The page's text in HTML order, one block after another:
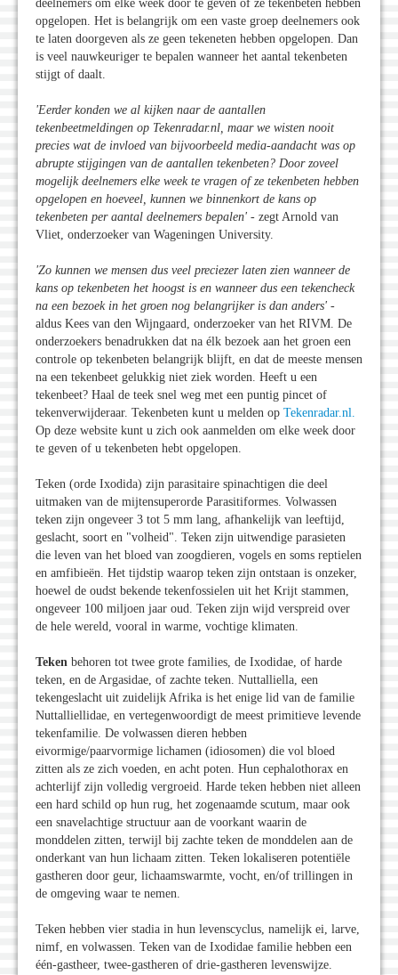
deelnemers om elke week door te geven of ze tekenbeten hebben
opgelopen. Het is belangrijk om een vaste groep deelnemers ook
te laten doorgeven als ze geen tekeneten hebben opgelopen. Dan
is veel nauwkeuriger te bepalen wanneer het aantal tekenbeten
stijgt of daalt.
'Eerder konden we al kijken naar de aantallen
tekenbeetmeldingen op Tekenradar.nl, maar we wisten nooit
precies wat de invloed van bijvoorbeeld media-aandacht was op
abrupte stijgingen van de aantallen tekenbeten? Door zoveel
mogelijk deelnemers elke week te vragen of ze tekenbeten hebben
opgelopen en hoeveel, kunnen we binnenkort de kans op
tekenbeten per aantal deelnemers bepalen' - zegt Arnold van
Vliet, onderzoeker van Wageningen University.
'Zo kunnen we mensen dus veel preciezer laten zien wanneer de
kans op tekenbeten het hoogst is en wanneer dus een tekencheck
na een bezoek in het groen nog belangrijker is dan anders' -
aldus Kees van den Wijngaard, onderzoeker van het RIVM. De
onderzoekers benadrukken dat na élk bezoek aan het groen een
controle op tekenbeten belangrijk blijft, en dat de meeste mensen
na een tekenbeet gelukkig niet ziek worden. Heeft u een
tekenbeet? Haal de teek snel weg met een puntig pincet of
tekenverwijderaar. Tekenbeten kunt u melden op Tekenradar.nl.
Op deze website kunt u zich ook aanmelden om elke week door
te geven of u tekenbeten hebt opgelopen.
Teken (orde Ixodida) zijn parasitaire spinachtigen die deel
uitmaken van de mijtensuperorde Parasitiformes. Volwassen
teken zijn ongeveer 3 tot 5 mm lang, afhankelijk van leeftijd,
geslacht, soort en "volheid". Teken zijn uitwendige parasieten
die leven van het bloed van zoogdieren, vogels en soms reptielen
en amfibieën. Het tijdstip waarop teken zijn ontstaan is onzeker,
hoewel de oudst bekende tekenfossielen uit het Krijt stammen,
ongeveer 100 miljoen jaar oud. Teken zijn wijd verspreid over
de hele wereld, vooral in warme, vochtige klimaten.
Teken behoren tot twee grote families, de Ixodidae, of harde
teken, en de Argasidae, of zachte teken. Nuttalliella, een
tekengeslacht uit zuidelijk Afrika is het enige lid van de familie
Nuttalliellidae, en vertegenwoordigt de meest primitieve levende
tekenfamilie. De volwassen dieren hebben
eivormige/paarvormige lichamen (idiosomen) die vol bloed
zitten als ze zich voeden, en acht poten. Hun cephalothorax en
achterlijf zijn volledig vergroeid. Harde teken hebben niet alleen
een hard schild op hun rug, het zogenaamde scutum, maar ook
een snavelachtige structuur aan de voorkant waarin de
monddelen zitten, terwijl bij zachte teken de monddelen aan de
onderkant van hun lichaam zitten. Teken lokaliseren potentiële
gastheren door geur, lichaamswarmte, vocht, en/of trillingen in
de omgeving waar te nemen.
Teken hebben vier stadia in hun levenscyclus, namelijk ei, larve,
nimf, en volwassen. Teken van de Ixodidae familie hebben een
één-gastheer, twee-gastheren of drie-gastheren levenswijze.